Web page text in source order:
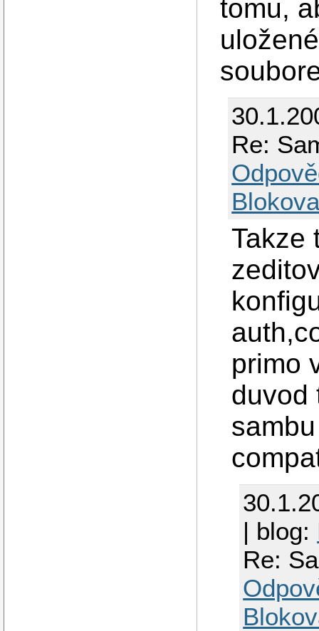
tomu,
Re:
Takze
primo
duvod
| blog:
Re: